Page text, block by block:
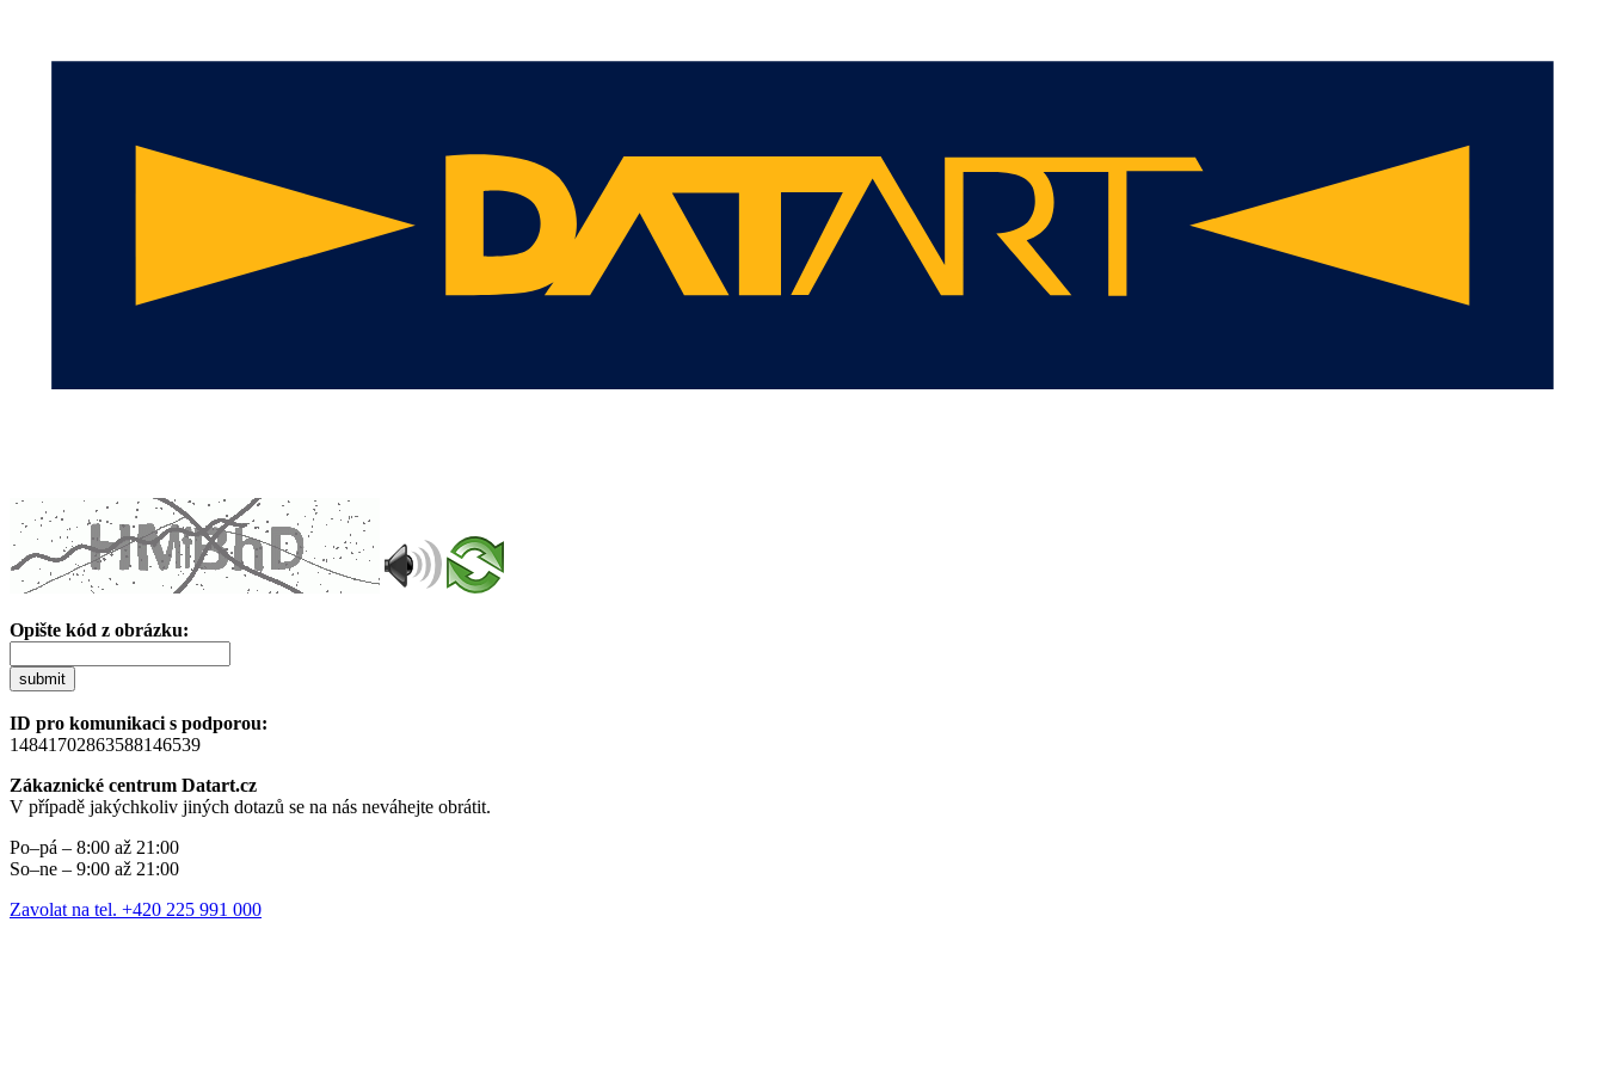
Opište kód z obrázku:
submit
ID pro komunikaci s podporou:
14841702863588146539
Zákaznické centrum Datart.cz
V případě jakýchkoliv jiných dotazů se na nás neváhejte obrátit.
Po–pá – 8:00 až 21:00
So–ne – 9:00 až 21:00
Zavolat na tel. +420 225 991 000